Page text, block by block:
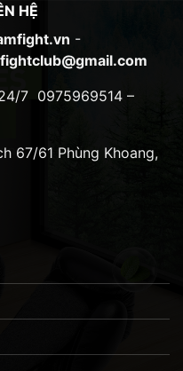
HỆ
-
7 0975969514 –
67/61 Phùng Khoang,